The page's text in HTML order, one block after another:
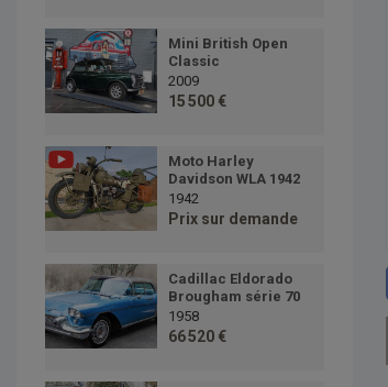
Mini British Open
Classic
2009
15 500 €
Moto Harley
Davidson WLA 1942
1942
Prix sur demande
Cadillac Eldorado
Brougham série 70
1958
66 520 €